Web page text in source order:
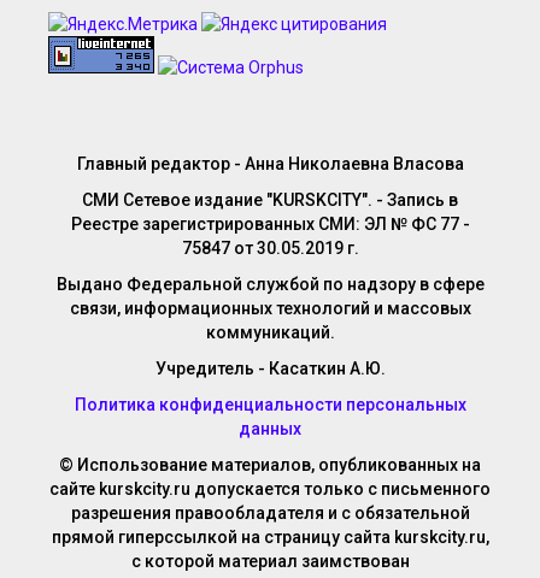
Главный редактор - Анна Николаевна Власова
СМИ Сетевое издание "KURSKCITY". - Запись в
Реестре зарегистрированных СМИ: ЭЛ № ФС 77 -
75847 от 30.05.2019 г.
Выдано Федеральной службой по надзору в сфере
связи, информационных технологий и массовых
коммуникаций.
Учредитель - Касаткин А.Ю.
Политика конфиденциальности персональных
данных
© Использование материалов, опубликованных на
сайте kurskcity.ru допускается только с письменного
разрешения правообладателя и с обязательной
прямой гиперссылкой на страницу сайта kurskcity.ru,
с которой материал заимствован